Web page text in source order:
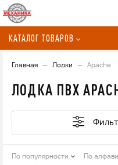
КАТАЛОГ ТОВАРОВ
Главная Лодки Apache
ЛОДКА ПВХ
По популярности По